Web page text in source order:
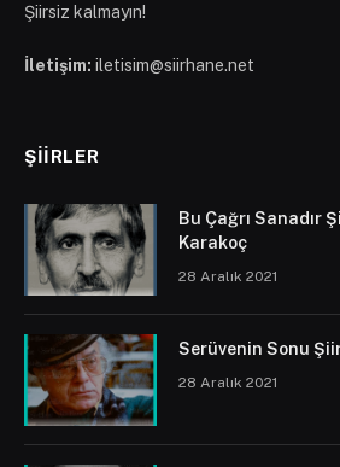
Şiirsiz kalmayın!
İletişim: iletisim@siirhane.net
ŞIIRLER
Bu Çağrı Sanadır
Karakoç
28 Aralık 2021
Serüvenin Sonu
28 Aralık 2021